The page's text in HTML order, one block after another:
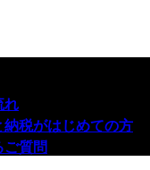
れ
納税がはじめての方
ご質問